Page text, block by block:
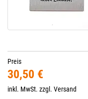
Preis
30,50 €
inkl. MwSt. zzgl. Versand